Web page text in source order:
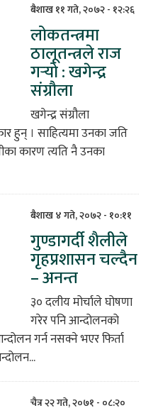
बैशाख ११ गते, २०७२ - १२:२६
लोकतन्त्रमा
ठालूतन्त्रले राज
गर्‍यो : खगेन्द्र
संग्रौला
खगेन्द्र संग्रौला
हुन् । साहित्यमा उनका जति
कारण त्यति नै उनका
बैशाख ४ गते, २०७२ - १०:११
गुण्डागर्दी शैलीले
गृहप्रशासन चल्दैन
– अनन्त
३० दलीय मोर्चाले घोषणा
गरेर पनि आन्दोलनको
गर्न नसक्ने भएर फिर्ता
चैत्र २२ गते, २०७१ - ०८:२०